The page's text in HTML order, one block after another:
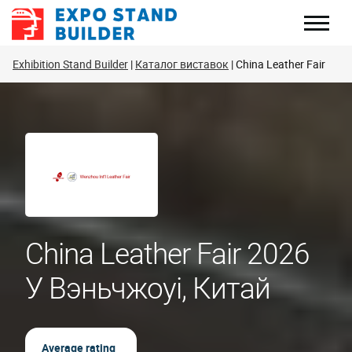
Перейти
Exhibition Stand Builder Каталог виставок China Leather Fair
China Leather Fair 2026
У Вэньчжоуі, Китай
Average rating